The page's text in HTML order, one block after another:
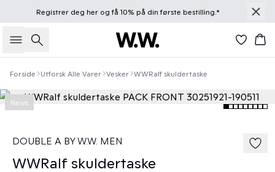
Registrer deg herog få 10% på din første bestilling.*
Søk
Forside Utforsk Alle Varer Vesker WWRalf skuldertaske
News
DOUBLE A BY W.W. MEN
WWRalf skuldertaske